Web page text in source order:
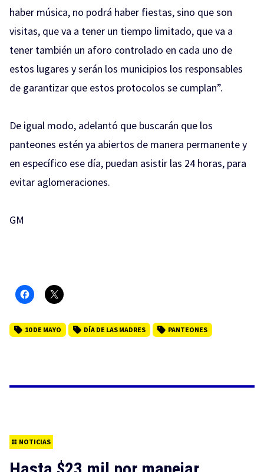
haber música, no podrá haber fiestas, sino que son
visitas, que va a tener un tiempo limitado, que va a
tener también un aforo controlado en cada uno de
estos lugares y serán los municipios los responsables
de garantizar que estos protocolos se cumplan”.
De igual modo, adelantó que buscarán que los
panteones estén ya abiertos de manera permanente y
en específico ese día, puedan asistir las 24 horas, para
evitar aglomeraciones.
GM
10 DE MAYO DÍA DE LAS MADRES PANTEONES
NOTICIAS